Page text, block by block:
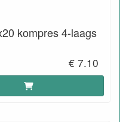
kompres 4-laags
€ 7.10